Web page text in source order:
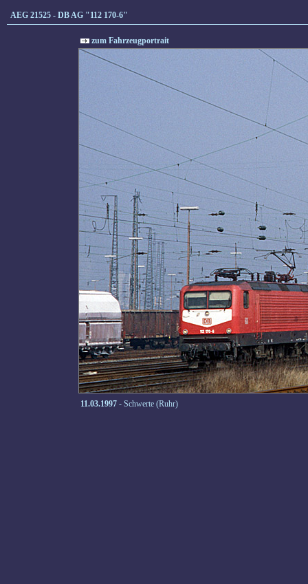
AEG 21525 - DB AG "112 170-6"
zum Fahrzeugportrait
11.03.1997 - Schwerte (Ruhr)